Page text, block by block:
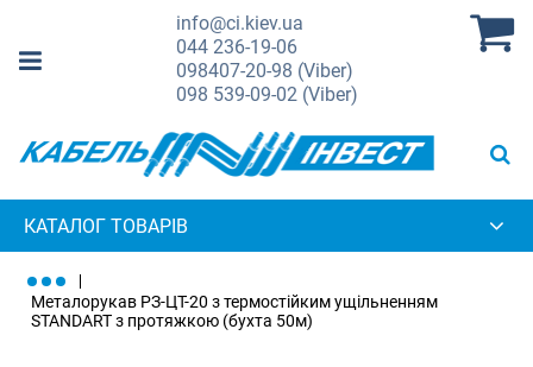
info@ci.kiev.ua
044236-19-06
098407-20-98 (Viber)
098 539-09-02 (Viber)
КАТАЛОГ ТОВАРІВ
Металорукав РЗ-ЦТ-20 з термостійким ущільненням
STANDART з протяжкою (бухта 50м)